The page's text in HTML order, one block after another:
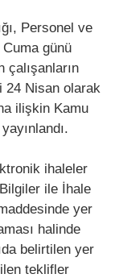
Personel ve
günü
çalışanların
24 Nisan olarak
ilişkin Kamu
ihaleler
ile İhale
yer
halinde
belirtilen yer
teklifler